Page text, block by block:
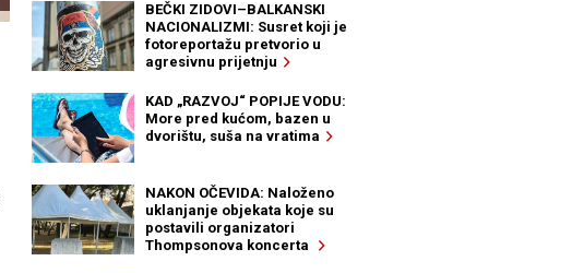
BEČKI ZIDOVI–BALKANSKI
NACIONALIZMI: Susret koji je
fotoreportažu pretvorio u
agresivnu prijetnju
KAD „RAZVOJ“ POPIJE VODU:
More pred kućom, bazen u
dvorištu, suša na vratima
NAKON OČEVIDA: Naloženo
uklanjanje objekata koje su
postavili organizatori
Thompsonova koncerta